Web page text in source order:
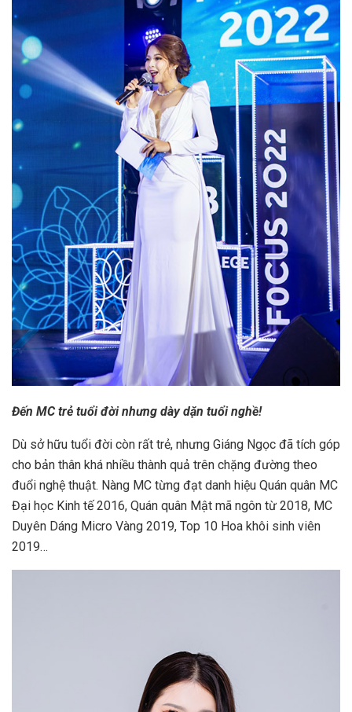
Đến MC trẻ tuổi đời nhưng dày dặn tuổi nghề!
Dù sở hữu tuổi đời còn rất trẻ, nhưng Giáng Ngọc đã tích góp
cho bản thân khá nhiều thành quả trên chặng đường theo
đuổi nghệ thuật. Nàng MC từng đạt danh hiệu Quán quân MC
Đại học Kinh tế 2016, Quán quân Mật mã ngôn từ 2018, MC
Duyên Dáng Micro Vàng 2019, Top 10 Hoa khôi sinh viên
2019…